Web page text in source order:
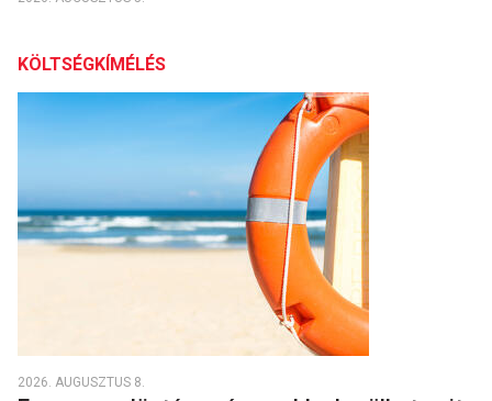
KÖLTSÉGKÍMÉLÉS
2026. AUGUSZTUS 8.